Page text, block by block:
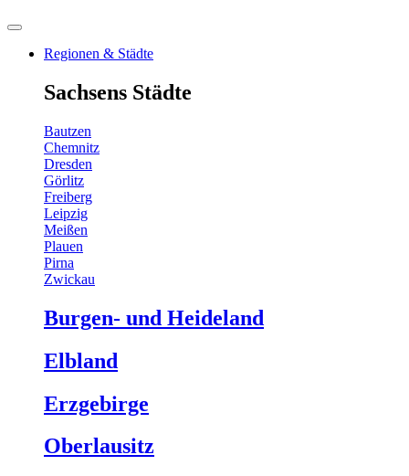
Regionen & Städte
Sachsens Städte
Bautzen
Chemnitz
Dresden
Görlitz
Freiberg
Leipzig
Meißen
Plauen
Pirna
Zwickau
Burgen- und Heideland
Elbland
Erzgebirge
Oberlausitz